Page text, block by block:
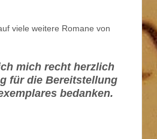
viele weitere Romane von
mich recht herzlich
für die Bereitstellung
bedanken.